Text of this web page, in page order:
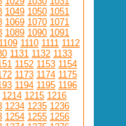
1049 1050 1051
1069 1070 1071
1089 1090 1091
1109 1110 1111 1112
1131 1132 1133
1152 1153 1154
1173 1174 1175
1194 1195 1196
1214 1215 1216
1234 1235 1236
1254 1255 1256